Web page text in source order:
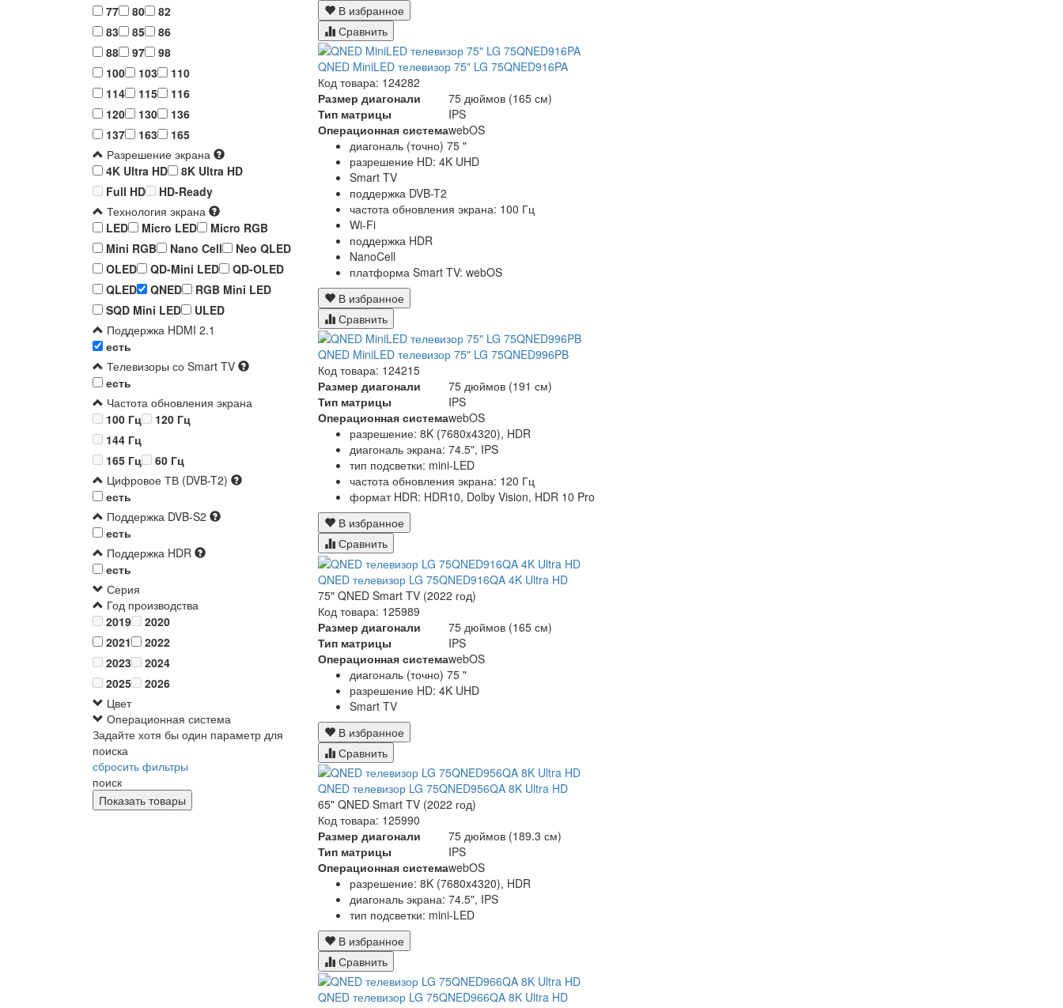
77
80
82
83
85
86
88
97
98
100
103
110
114
115
116
120
130
136
137
163
165
Разрешение экрана
4K Ultra HD
8K Ultra HD
Full HD
HD-Ready
Технология экрана
LED
Micro LED
Micro RGB
Mini RGB
Nano Cell
Neo QLED
OLED
QD-Mini LED
QD-OLED
QLED
QNED
RGB Mini LED
SQD Mini LED
ULED
Поддержка HDMI 2.1
есть
Телевизоры со Smart TV
есть
Частота обновления экрана
100 Гц
120 Гц
144 Гц
165 Гц
60 Гц
Цифровое ТВ (DVB-T2)
есть
Поддержка DVB-S2
есть
Поддержка HDR
есть
Серия
Год производства
2019
2020
2021
2022
2023
2024
2025
2026
Цвет
Операционная система
Задайте хотя бы один параметр для
поиска
сбросить фильтры
поиск
В избранное
Сравнить
QNED MiniLED телевизор 75" LG 75QNED916PA
Код товара: 124282
Размер диагонали
75 дюймов (165 см)
Тип матрицы
IPS
Операционная системаwebOS
диагональ (точно) 75 "
разрешение HD: 4K UHD
Smart TV
поддержка DVB-T2
частота обновления экрана: 100 Гц
Wi-Fi
поддержка HDR
NanoCell
платформа Smart TV: webOS
В избранное
Сравнить
QNED MiniLED телевизор 75" LG 75QNED996PB
Код товара: 124215
Размер диагонали
75 дюймов (191 см)
Тип матрицы
IPS
Операционная системаwebOS
разрешение: 8K (7680x4320), HDR
диагональ экрана: 74.5", IPS
тип подсветки: mini-LED
частота обновления экрана: 120 Гц
формат HDR: HDR10, Dolby Vision, HDR 10 Pro
В избранное
Сравнить
QNED телевизор LG 75QNED916QA 4K Ultra HD
75" QNED Smart TV (2022 год)
Код товара: 125989
Размер диагонали
75 дюймов (165 см)
Тип матрицы
IPS
Операционная системаwebOS
диагональ (точно) 75 "
разрешение HD: 4K UHD
Smart TV
В избранное
Сравнить
QNED телевизор LG 75QNED956QA 8K Ultra HD
65" QNED Smart TV (2022 год)
Код товара: 125990
Размер диагонали
75 дюймов (189.3 см)
Тип матрицы
IPS
Операционная системаwebOS
разрешение: 8K (7680x4320), HDR
диагональ экрана: 74.5", IPS
тип подсветки: mini-LED
В избранное
Сравнить
QNED телевизор LG 75QNED966QA 8K Ultra HD